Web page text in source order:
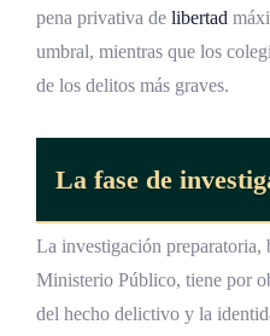
pena privativa de libertad
umbral, mientras que los
de los delitos más graves.
La fase de
La investigación
Ministerio Público, tiene por
del hecho delictivo y la